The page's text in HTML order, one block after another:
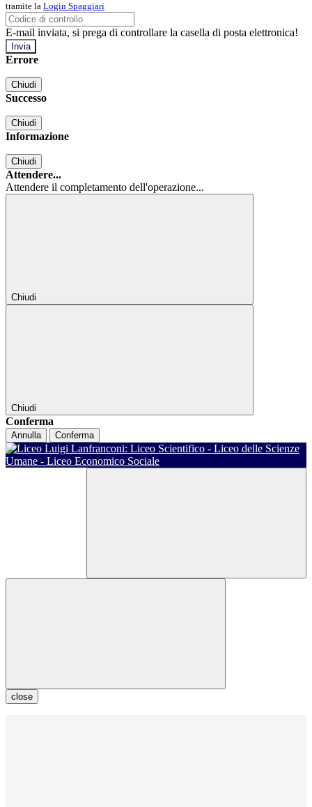
tramite la Login Spaggiari
E-mail inviata, si prega di controllare la casella di posta elettronica!
Errore
Chiudi
Successo
Chiudi
Informazione
Chiudi
Attendere...
Attendere il completamento dell'operazione...
Chiudi
Chiudi
Conferma
Annulla Conferma
close